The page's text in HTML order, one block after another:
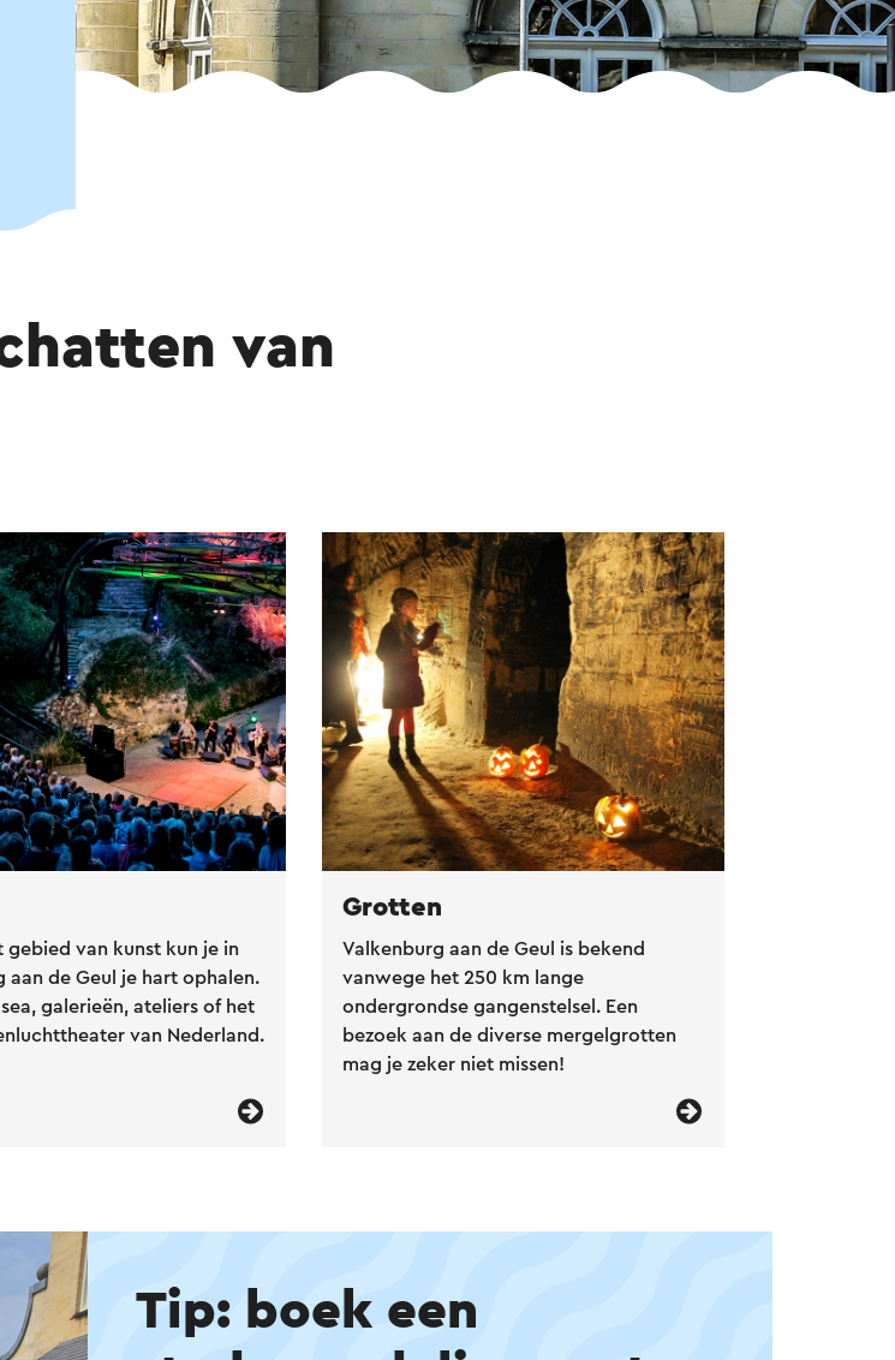
van
gebied van kunst kun je in
aan de Geul je hart ophalen.
galerieën, ateliers of het
van Nederland.
Grotten
Valkenburg aan de Geul is bekend
vanwege het 250 km lange
ondergrondse gangenstelsel. Een
bezoek aan de diverse mergelgrotten
mag je zeker niet missen!
Tip: boek een